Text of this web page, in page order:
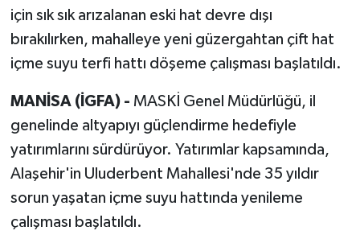
için sık sık arızalanan eski hat devre dışı
bırakılırken, mahalleye yeni güzergahtan çift hat
içme suyu terfi hattı döşeme çalışması başlatıldı.
MANİSA (İGFA) - MASKİ Genel Müdürlüğü, il
genelinde altyapıyı güçlendirme hedefiyle
yatırımlarını sürdürüyor. Yatırımlar kapsamında,
Alaşehir'in Uluderbent Mahallesi'nde 35 yıldır
sorun yaşatan içme suyu hattında yenileme
çalışması başlatıldı.